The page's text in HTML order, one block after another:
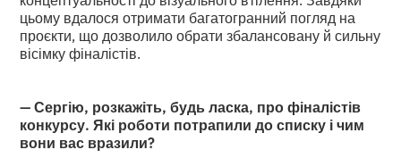
цьому вдалося отримати багатогранний погляд на
проєкти, що дозволило обрати збалансовану й сильну
вісімку фіналістів.
— Сергію, розкажіть, будь ласка, про фіналістів
конкурсу. Які роботи потрапили до списку і чим
вони вас вразили?